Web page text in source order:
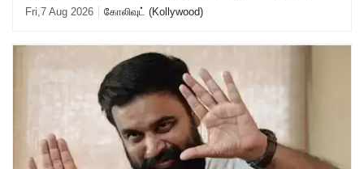
யுகேந்திரன், போஸ் வெங்கட், ஜார்ஜ
Fri,7 Aug 2026 கோலிவுட் (Kollywood)